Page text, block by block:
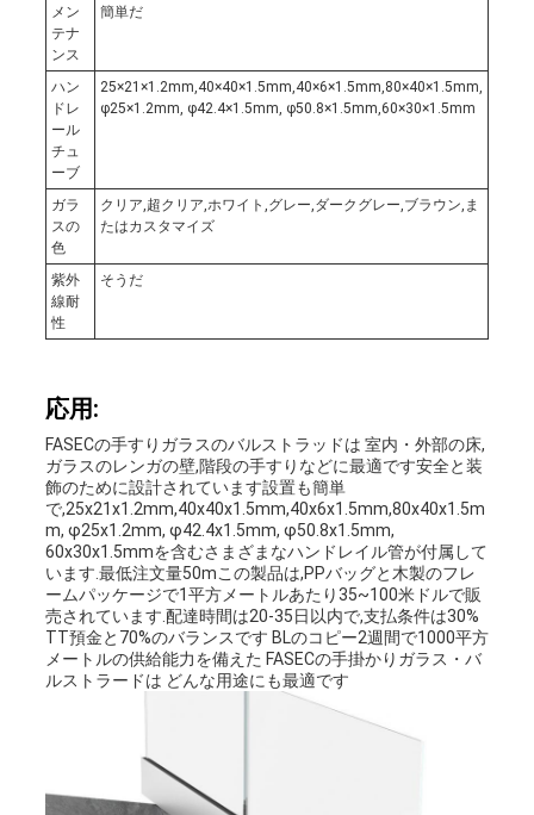
PRIVACY
POLICY
メン
テナ
ンス
簡単だ
ハン
ドレ
ール
チュ
ーブ
25×21×1.2mm,40×40×1.5mm,40×6×1.5mm,80×40×1.5mm,
φ25×1.2mm, φ42.4×1.5mm, φ50.8×1.5mm,60×30×1.5mm
ガラ
スの
色
クリア,超クリア,ホワイト,グレー,ダークグレー,ブラウン,ま
たはカスタマイズ
紫外
線耐
性
そうだ
応用:
FASECの手すりガラスのバルストラッドは 室内・外部の床,
ガラスのレンガの壁,階段の手すりなどに最適です安全と装
飾のために設計されています設置も簡単
で,25x21x1.2mm,40x40x1.5mm,40x6x1.5mm,80x40x1.5m
m, φ25x1.2mm, φ42.4x1.5mm, φ50.8x1.5mm,
60x30x1.5mmを含むさまざまなハンドレイル管が付属して
います.最低注文量50mこの製品は,PPバッグと木製のフレ
ームパッケージで1平方メートルあたり35~100米ドルで販
売されています.配達時間は20-35日以内で,支払条件は30%
TT預金と70%のバランスです BLのコピー2週間で1000平方
メートルの供給能力を備えた FASECの手掛かりガラス・バ
ルストラードは どんな用途にも最適です